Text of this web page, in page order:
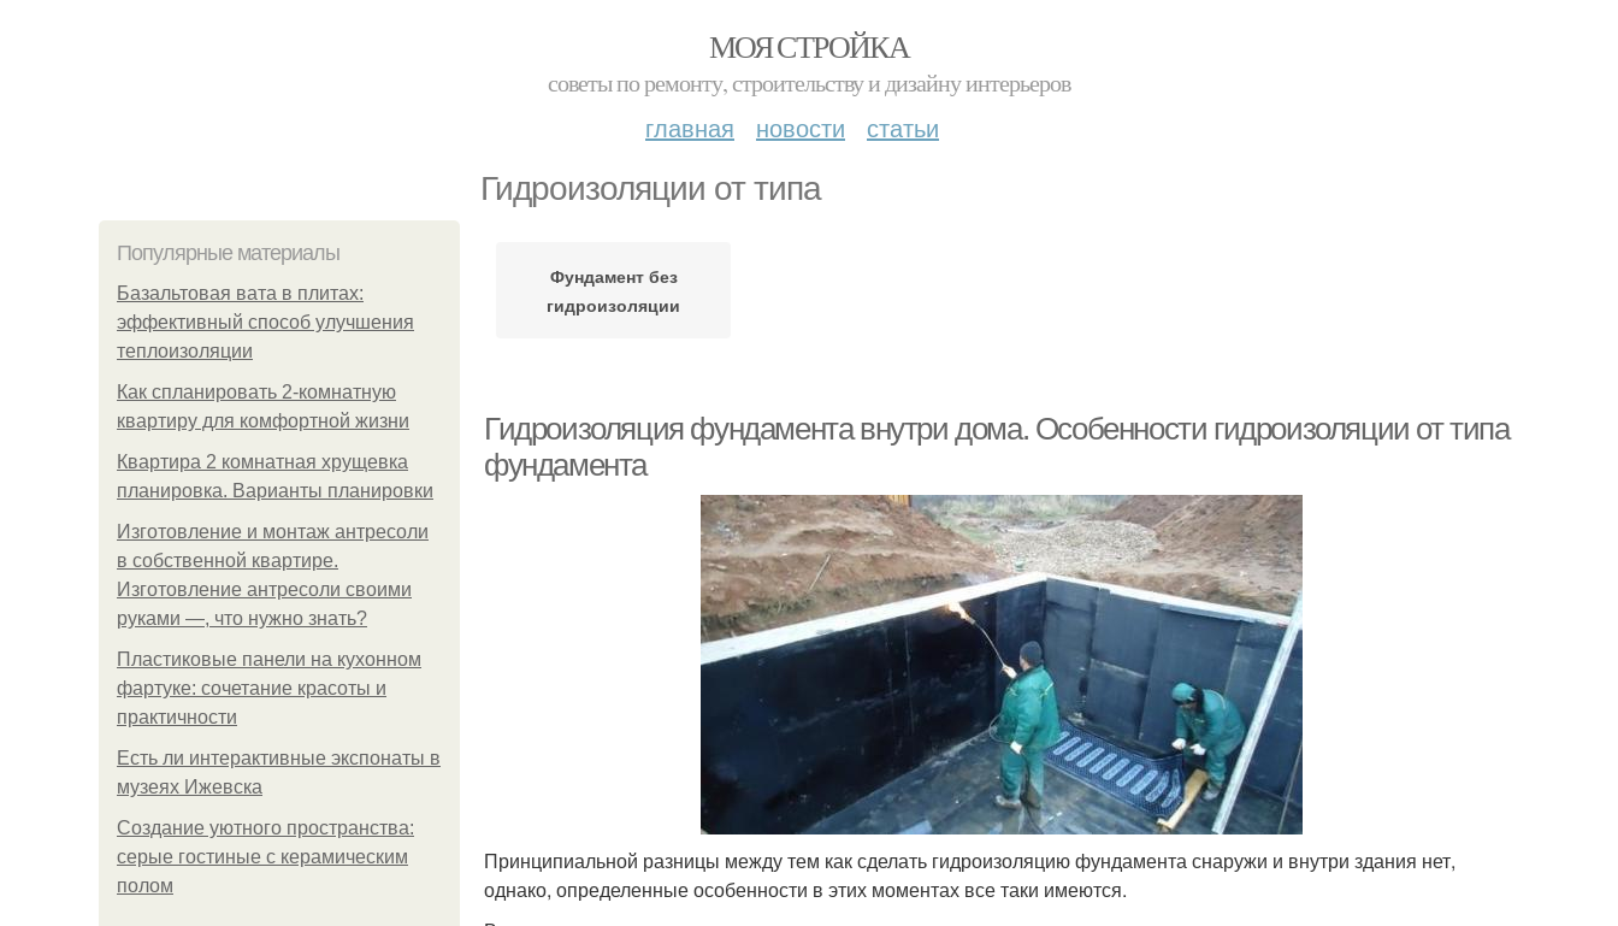
МОЯ СТРОЙКА
советы по ремонту, строительству и дизайну интерьеров
главная новости статьи
Гидроизоляции от типа
Популярные материалы
Базальтовая вата в плитах:
эффективный способ улучшения
теплоизоляции
Как спланировать 2-комнатную
квартиру для комфортной жизни
Квартира 2 комнатная хрущевка
планировка. Варианты планировки
Изготовление и монтаж антресоли
в собственной квартире.
Изготовление антресоли своими
руками —, что нужно знать?
Пластиковые панели на кухонном
фартуке: сочетание красоты и
практичности
Есть ли интерактивные экспонаты в
музеях Ижевска
Создание уютного пространства:
серые гостиные с керамическим
полом
Фундамент без
гидроизоляции
Гидроизоляция фундамента внутри дома. Особенности гидроизоляции от типа
фундамента
Принципиальной разницы между тем как сделать гидроизоляцию фундамента снаружи и внутри здания нет,
однако, определенные особенности в этих моментах все таки имеются.